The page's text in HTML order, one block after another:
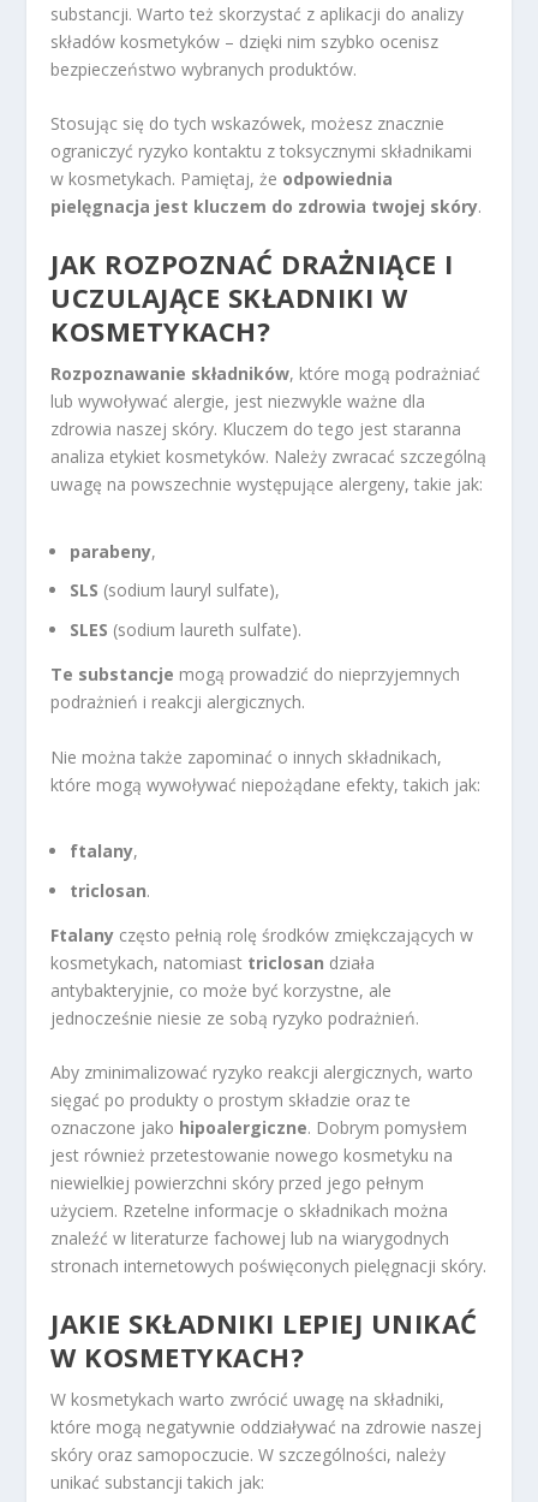
substancji. Warto też skorzystać z aplikacji do analizy
składów kosmetyków – dzięki nim szybko ocenisz
bezpieczeństwo wybranych produktów.
Stosując się do tych wskazówek, możesz znacznie
ograniczyć ryzyko kontaktu z toksycznymi składnikami
w kosmetykach. Pamiętaj, że odpowiednia
pielęgnacja jest kluczem do zdrowia twojej skóry.
JAK ROZPOZNAĆ DRAŻNIĄCE I
UCZULAJĄCE SKŁADNIKI W
KOSMETYKACH?
Rozpoznawanie składników, które mogą podrażniać
lub wywoływać alergie, jest niezwykle ważne dla
zdrowia naszej skóry. Kluczem do tego jest staranna
analiza etykiet kosmetyków. Należy zwracać szczególną
uwagę na powszechnie występujące alergeny, takie jak:
parabeny,
SLS (sodium lauryl sulfate),
SLES (sodium laureth sulfate).
Te substancje mogą prowadzić do nieprzyjemnych
podrażnień i reakcji alergicznych.
Nie można także zapominać o innych składnikach,
które mogą wywoływać niepożądane efekty, takich jak:
ftalany,
triclosan.
Ftalany często pełnią rolę środków zmiękczających w
kosmetykach, natomiast triclosan działa
antybakteryjnie, co może być korzystne, ale
jednocześnie niesie ze sobą ryzyko podrażnień.
Aby zminimalizować ryzyko reakcji alergicznych, warto
sięgać po produkty o prostym składzie oraz te
oznaczone jako hipoalergiczne. Dobrym pomysłem
jest również przetestowanie nowego kosmetyku na
niewielkiej powierzchni skóry przed jego pełnym
użyciem. Rzetelne informacje o składnikach można
znaleźć w literaturze fachowej lub na wiarygodnych
stronach internetowych poświęconych pielęgnacji skóry.
JAKIE SKŁADNIKI LEPIEJ UNIKAĆ
W KOSMETYKACH?
W kosmetykach warto zwrócić uwagę na składniki,
które mogą negatywnie oddziaływać na zdrowie naszej
skóry oraz samopoczucie. W szczególności, należy
unikać substancji takich jak: